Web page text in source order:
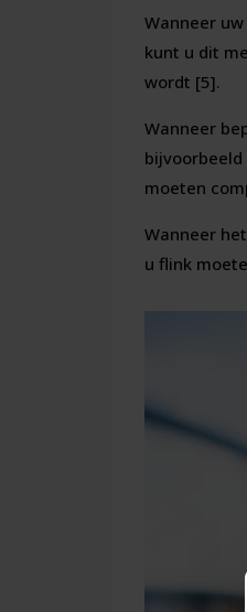
Wanneer
kunt u dit
wordt [5].
Wanneer
moeten
Wanneer
u flink